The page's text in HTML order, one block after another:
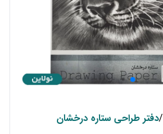
/دفتر طراحی ستاره درخشان